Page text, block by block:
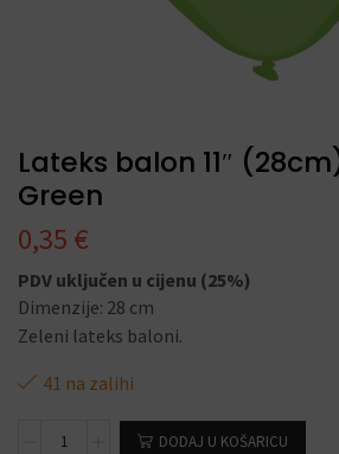
Lateks balon 11″
Green
0,35 €
PDV uključen u cijenu (25%)
Dimenzije: 28 cm
Zeleni lateks baloni.
41 na zalihi
DODAJ U KOŠARICU